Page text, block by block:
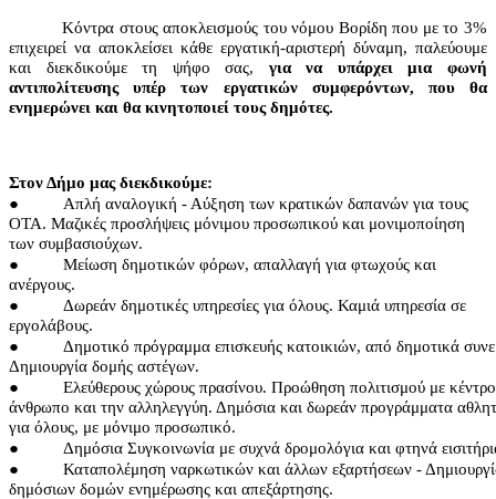
Κόντρα στους αποκλεισμούς του νόμου Βορίδη που με το 3%
επιχειρεί να αποκλείσει κάθε εργατική-αριστερή δύναμη, παλεύουμε
και διεκδικούμε τη ψήφο σας, για να υπάρχει μια φωνή
αντιπολίτευσης υπέρ των εργατικών συμφερόντων, που θα
ενημερώνει και θα κινητοποιεί τους δημότες.
Στον Δήμο μας διεκδικούμε:
●
Απλή αναλογική - Αύξηση των κρατικών δαπανών για τους
ΟΤΑ. Μαζικές προσλήψεις μόνιμου προσωπικού και μονιμοποίηση
των συμβασιούχων.
●
Μείωση δημοτικών φόρων, απαλλαγή για φτωχούς και
ανέργους.
●
Δωρεάν δημοτικές υπηρεσίες για όλους. Καμιά υπηρεσία σε
εργολάβους.
●
Δημοτικό πρόγραμμα επισκευής κατοικιών, από δημοτικά
Δημιουργία δομής αστέγων.
●
Ελεύθερους χώρους πρασίνου. Προώθηση πολιτισμού με
άνθρωπο και την αλληλεγγύη. Δημόσια και δωρεάν προγράμματα
για όλους, με μόνιμο προσωπικό.
● Δημόσια Συγκοινωνία με συχνά δρομολόγια και φτηνά
●
Καταπολέμηση ναρκωτικών και άλλων εξαρτήσεων -
δημόσιων δομών ενημέρωσης και απεξάρτησης.